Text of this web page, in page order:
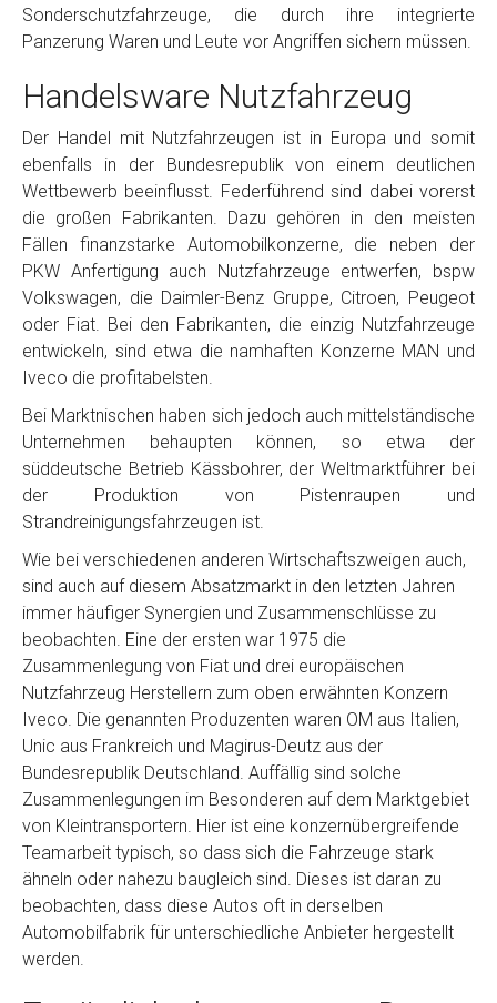
Sonderschutzfahrzeuge, die durch ihre integrierte
Panzerung Waren und Leute vor Angriffen sichern müssen.
Handelsware Nutzfahrzeug
Der Handel mit Nutzfahrzeugen ist in Europa und somit
ebenfalls in der Bundesrepublik von einem deutlichen
Wettbewerb beeinflusst. Federführend sind dabei vorerst
die großen Fabrikanten. Dazu gehören in den meisten
Fällen finanzstarke Automobilkonzerne, die neben der
PKW Anfertigung auch Nutzfahrzeuge entwerfen, bspw
Volkswagen, die Daimler-Benz Gruppe, Citroen, Peugeot
oder Fiat. Bei den Fabrikanten, die einzig Nutzfahrzeuge
entwickeln, sind etwa die namhaften Konzerne MAN und
Iveco die profitabelsten.
Bei Marktnischen haben sich jedoch auch mittelständische
Unternehmen behaupten können, so etwa der
süddeutsche Betrieb Kässbohrer, der Weltmarktführer bei
der Produktion von Pistenraupen und
Strandreinigungsfahrzeugen ist.
Wie bei verschiedenen anderen Wirtschaftszweigen auch,
sind auch auf diesem Absatzmarkt in den letzten Jahren
immer häufiger Synergien und Zusammenschlüsse zu
beobachten. Eine der ersten war 1975 die
Zusammenlegung von Fiat und drei europäischen
Nutzfahrzeug Herstellern zum oben erwähnten Konzern
Iveco. Die genannten Produzenten waren OM aus Italien,
Unic aus Frankreich und Magirus-Deutz aus der
Bundesrepublik Deutschland. Auffällig sind solche
Zusammenlegungen im Besonderen auf dem Marktgebiet
von Kleintransportern. Hier ist eine konzernübergreifende
Teamarbeit typisch, so dass sich die Fahrzeuge stark
ähneln oder nahezu baugleich sind. Dieses ist daran zu
beobachten, dass diese Autos oft in derselben
Automobilfabrik für unterschiedliche Anbieter hergestellt
werden.